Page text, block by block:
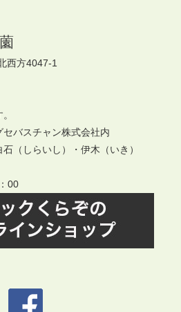
西方4047-1
バスチャン株式会社内
（しらいし）・伊木（いき）
00